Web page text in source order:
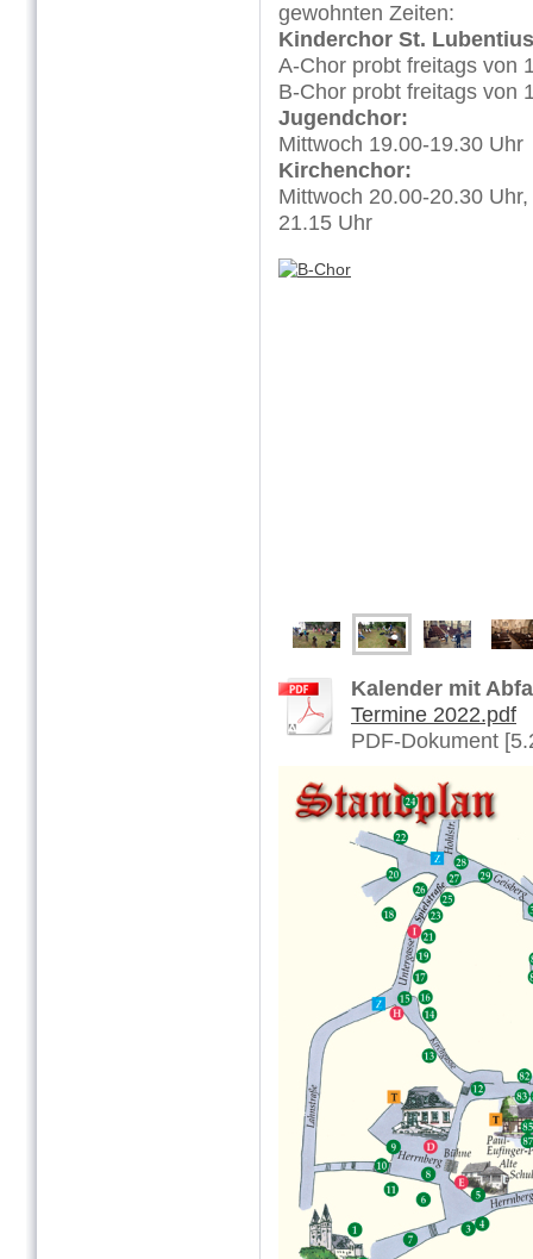
gewohnten Zeiten:
Kinderchor St.
A-Chor probt freitags von
B-Chor probt freitags von
Jugendchor:
Mittwoch 19.00-19.30 Uhr
Kirchenchor:
Mittwoch 20.00-20.30
21.15 Uhr
Kalender mit
Termine 2022.pdf
PDF-Dokument